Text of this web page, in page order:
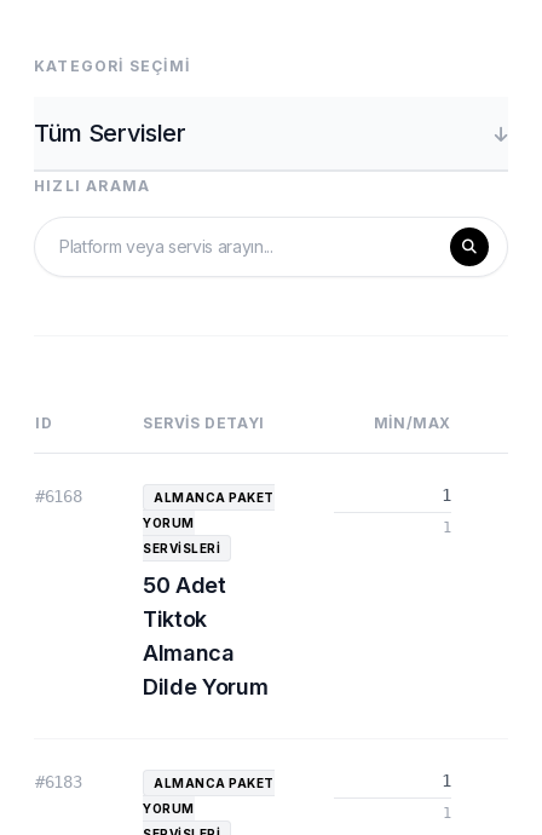
KATEGORI SEÇIMI
HIZLI ARAMA
ID SERVIS DETAYI MIN/MAX
#6168
ALMANCA PAKET
YORUM
SERVISLERI
50 Adet
Tiktok
Almanca
Dilde Yorum
1
1
#6183
ALMANCA PAKET
YORUM
1
1